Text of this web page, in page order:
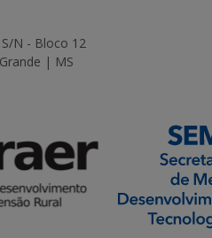
S/N - Bloco 12
| MS